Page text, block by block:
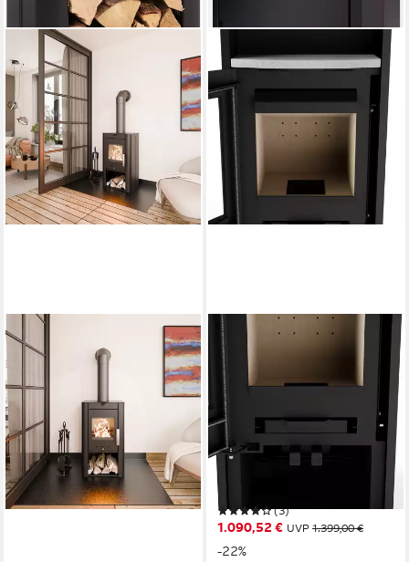
HAAS + SOHN
Kaminofen PRUNUS II Stahl
tief-schwarz, mit Holzfach
Nennwärmeleistung
Wirkungsgrad
Produktdatenblatt
800,52 € UVP849,00 €
-6%
lieferbar in 2 Wochen
JUSTUS
Kaminofen Lara, mit massivem
Top- & Teefachstein,
Lieferung bis ins
Wohnzimmer
6,5 kW Nennwärmeleistung
80,2 %
Produktdatenblatt
(3)
1.090,52 € UVP 1.399,00 €
-22%